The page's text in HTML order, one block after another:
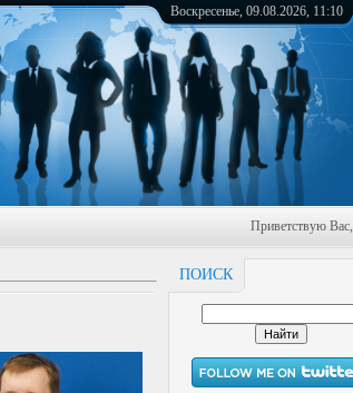
Воскресенье, 09.08.2026, 11:10
Приветствую Вас,
ПОИСК